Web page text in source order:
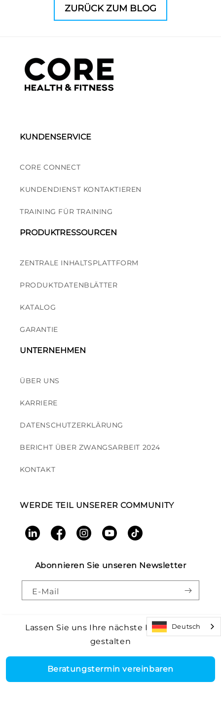
ZURÜCK ZUM BLOG
KUNDENSERVICE
CORE CONNECT
KUNDENDIENST KONTAKTIEREN
TRAINING FÜR TRAINING
PRODUKTRESSOURCEN
ZENTRALE INHALTSPLATTFORM
PRODUKTDATENBLÄTTER
KATALOG
GARANTIE
UNTERNEHMEN
ÜBER UNS
KARRIERE
DATENSCHUTZERKLÄRUNG
BERICHT ÜBER ZWANGSARBEIT 2024
KONTAKT
WERDE TEIL UNSERER COMMUNITY
LinkedInFacebookInstagramYouTubeTikTok
Abonnieren Sie unseren Newsletter
E-Mail
Zahlungsmethoden
Core Health & Fitness, LLC. Alle Rechte vorbehalten.
Lassen Sie uns Ihre nächste Einrichtung
gestalten
Beratungstermin vereinbaren
Deutsch